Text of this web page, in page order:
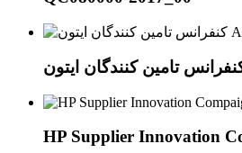
HP Supplier Innovation